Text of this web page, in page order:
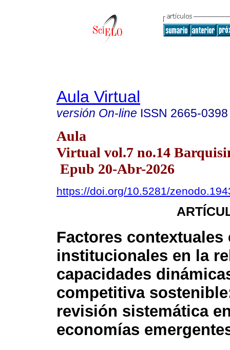
Aula Virtual
versión On-line ISSN 2665-0398
Aula
Virtual vol.7 no.14
Epub 20-Abr-2026
https://doi.org/10.5281/
Factores contextuales
institucionales en la
capacidades
competitiva
revisión sistemática
economías